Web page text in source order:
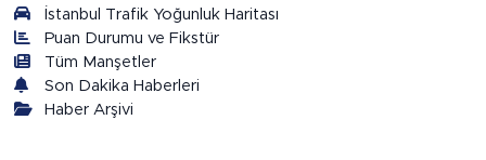
İstanbul Trafik Yoğunluk Haritası
Puan Durumu ve Fikstür
Tüm Manşetler
Son Dakika Haberleri
Haber Arşivi